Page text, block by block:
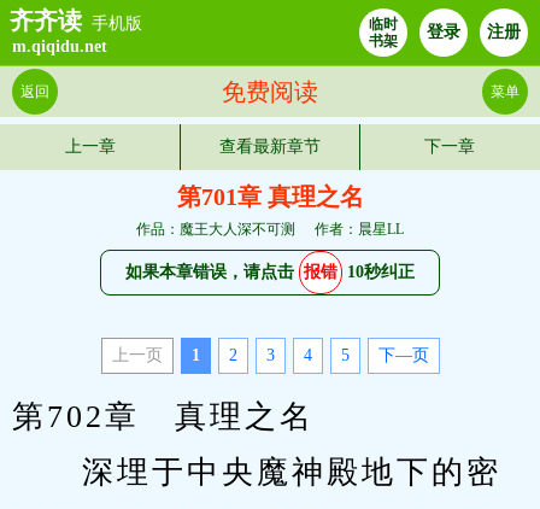
齐齐读 手机版
m.qiqidu.net
临时
书架
登录 注册
免费阅读
返回 菜单
上一章 查看最新章节 下一章
第701章 真理之名
作品：魔王大人深不可测 作者：晨星LL
如果本章错误，请点击 报错 10秒纠正
上一页 1 2 3 4 5 下—页
第702章　真理之名
深埋于中央魔神殿地下的密